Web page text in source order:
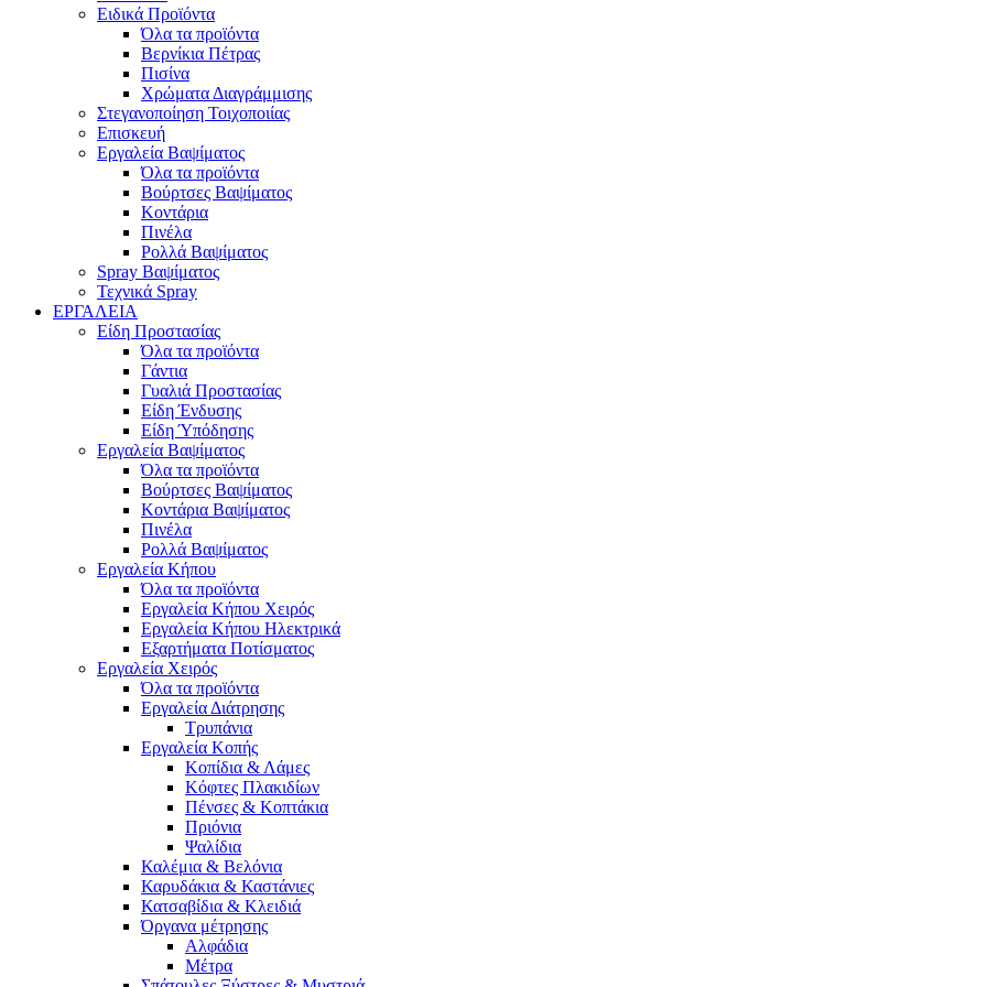
Ειδικά Προϊόντα
Όλα τα προϊόντα
Βερνίκια Πέτρας
Πισίνα
Χρώματα Διαγράμμισης
Στεγανοποίηση Τοιχοποιίας
Επισκευή
Εργαλεία Βαψίματος
Όλα τα προϊόντα
Βούρτσες Βαψίματος
Κοντάρια
Πινέλα
Ρολλά Βαψίματος
Spray Βαψίματος
Τεχνικά Spray
ΕΡΓΑΛΕΙΑ
Είδη Προστασίας
Όλα τα προϊόντα
Γάντια
Γυαλιά Προστασίας
Είδη Ένδυσης
Είδη Ύπόδησης
Εργαλεία Βαψίματος
Όλα τα προϊόντα
Βούρτσες Βαψίματος
Κοντάρια Βαψίματος
Πινέλα
Ρολλά Βαψίματος
Εργαλεία Κήπου
Όλα τα προϊόντα
Εργαλεία Κήπου Χειρός
Εργαλεία Κήπου Ηλεκτρικά
Εξαρτήματα Ποτίσματος
Εργαλεία Χειρός
Όλα τα προϊόντα
Εργαλεία Διάτρησης
Τρυπάνια
Εργαλεία Κοπής
Κοπίδια & Λάμες
Κόφτες Πλακιδίων
Πένσες & Κοπτάκια
Πριόνια
Ψαλίδια
Καλέμια & Βελόνια
Καρυδάκια & Καστάνιες
Κατσαβίδια & Κλειδιά
Όργανα μέτρησης
Αλφάδια
Μέτρα